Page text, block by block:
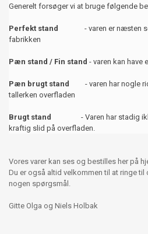
Generelt forsøger vi at bruge følgende
Perfekt stand - varen er næsten
fabrikken
Pæn stand / Fin stand - varen kan have
Pæn brugt stand
- varen har nogle
tallerken overfladen
Brugt stand
- Varen har stadig
kraftig slid på overfladen.
Vores varer kan ses og bestilles her på
Du er også altid velkommen til at ringe til
nogen spørgsmål.
Gitte Olga og Niels Holbak